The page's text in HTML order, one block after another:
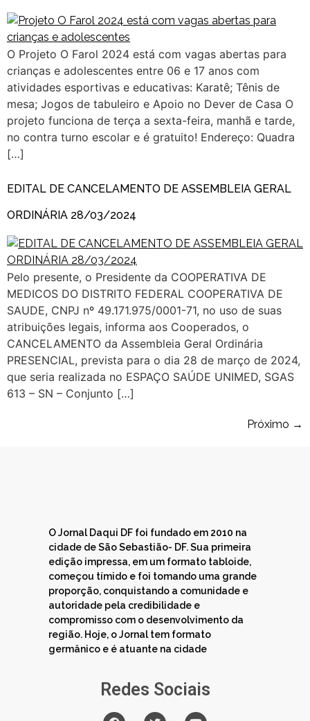
O Projeto O Farol 2024 está com vagas abertas para
crianças e adolescentes entre 06 e 17 anos com
atividades esportivas e educativas: Karatê; Tênis de
mesa; Jogos de tabuleiro e Apoio no Dever de Casa O
projeto funciona de terça a sexta-feira, manhã e tarde,
no contra turno escolar e é gratuito! Endereço: Quadra
[…]
EDITAL DE CANCELAMENTO DE ASSEMBLEIA GERAL
ORDINÁRIA 28/03/2024
Pelo presente, o Presidente da COOPERATIVA DE
MEDICOS DO DISTRITO FEDERAL COOPERATIVA DE
SAUDE, CNPJ nº 49.171.975/0001-71, no uso de suas
atribuições legais, informa aos Cooperados, o
CANCELAMENTO da Assembleia Geral Ordinária
PRESENCIAL, prevista para o dia 28 de março de 2024,
que seria realizada no ESPAÇO SAÚDE UNIMED, SGAS
613 – SN – Conjunto […]
Próximo →
O Jornal Daqui DF foi fundado em 2010 na
cidade de São Sebastião- DF. Sua primeira
edição impressa, em um formato tabloide,
começou tímido e foi tomando uma grande
proporção, conquistando a comunidade e
autoridade pela credibilidade e
compromisso com o desenvolvimento da
região. Hoje, o Jornal tem formato
germânico e é atuante na cidade
Redes Sociais